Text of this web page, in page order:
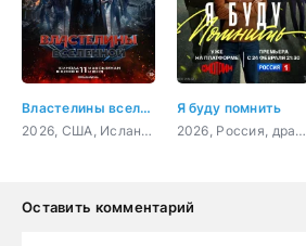
Властелины вселенной
2026, США, Исландия, Австралия, Канада, фантастика, фэнтези, боевик, приключения, семейный
Я буду помнить
2026, Россия, драма
Оставить комментарий